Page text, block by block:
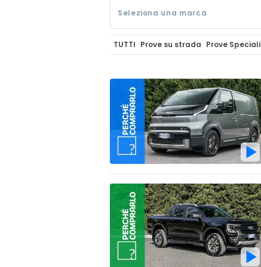
Seleziona una marca
TUTTI Prove su strada Prove Speciali